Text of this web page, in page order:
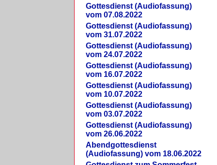
Gottesdienst (Audiofassung)
vom 07.08.2022
Gottesdienst (Audiofassung)
vom 31.07.2022
Gottesdienst (Audiofassung)
vom 24.07.2022
Gottesdienst (Audiofassung)
vom 16.07.2022
Gottesdienst (Audiofassung)
vom 10.07.2022
Gottesdienst (Audiofassung)
vom 03.07.2022
Gottesdienst (Audiofassung)
vom 26.06.2022
Abendgottesdienst
(Audiofassung) vom 18.06.2022